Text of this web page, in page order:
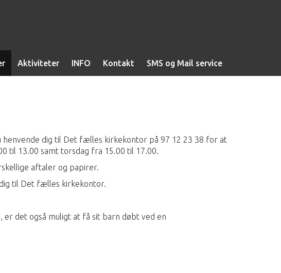
Aktiviteter INFO Kontakt SMS og Mail service
henvende dig til Det fælles kirkekontor på 97 12 23 38 for at
til 13.00 samt torsdag fra 15.00 til 17.00.
aftaler og papirer.
til Det fælles kirkekontor.
er det også muligt at få sit barn døbt ved en